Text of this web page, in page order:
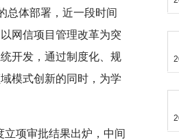
总体部署，近一段时间
网信项目管理改革为突
开发，通过制度化、规
模式创新的同时，为学
项审批结果出炉，中间